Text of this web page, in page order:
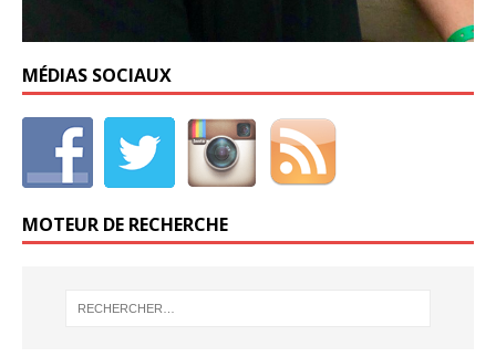
MÉDIAS SOCIAUX
MOTEUR DE RECHERCHE